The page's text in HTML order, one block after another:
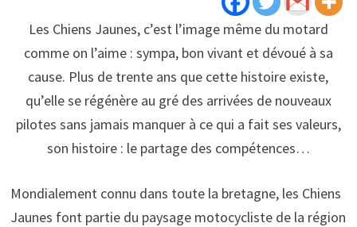
Les Chiens Jaunes, c’est l’image même du motard
comme on l’aime : sympa, bon vivant et dévoué à sa
cause. Plus de trente ans que cette histoire existe,
qu’elle se régénère au gré des arrivées de nouveaux
pilotes sans jamais manquer à ce qui a fait ses valeurs,
son histoire : le partage des compétences…
Mondialement connu dans toute la bretagne, les Chiens
Jaunes font partie du paysage motocycliste de la région